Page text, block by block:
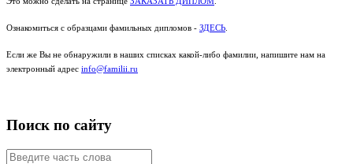
Ознакомиться с образцами фамильных дипломов - ЗДЕСЬ
Если же Вы не обнаружили в наших списках какой-либо фамилии, напишите нам на
электронный адрес info@familii.ru
Поиск по сайту